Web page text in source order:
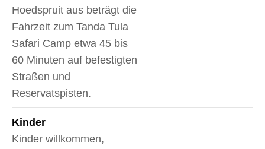
Hoedspruit aus beträgt die
Fahrzeit zum Tanda Tula
Safari Camp etwa 45 bis
60 Minuten auf befestigten
Straßen und
Reservatspisten.
Kinder
Kinder willkommen,